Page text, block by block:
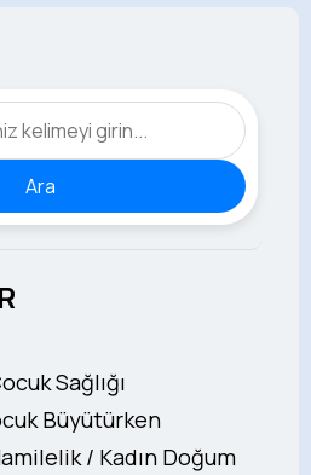
Ara
Sağlığı
Büyütürken
/ Kadın Doğum